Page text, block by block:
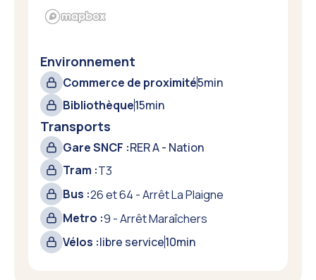
Environnement
Commerce de proximité5min
Bibliothèque15min
Transports
Gare SNCF :RER A - Nation
Tram :T3
Bus :26 et 64 - Arrêt La Plaigne
Metro :9 - Arrêt Maraîchers
Vélos :libre service10min